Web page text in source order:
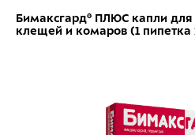
Бимаксгард® ПЛЮС капли для
клещей и комаров (1 пипетка